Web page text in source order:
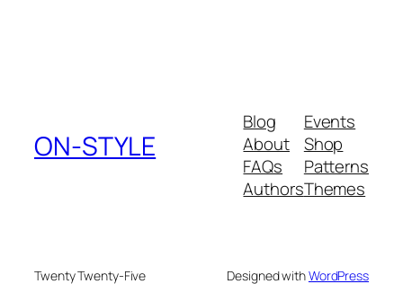
ON-STYLE
Blog
About
FAQs
Authors
Events
Shop
Patterns
Themes
Twenty Twenty-Five Designed withWordPress